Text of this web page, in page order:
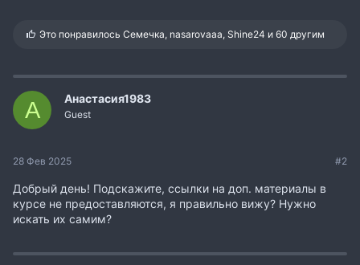
С
п
т
и
Это понравилосьСемечка, nasarovaaa, Shine24 и 60 другим
А Анастасия1983
Guest
28 Фев 2025 #2
Добрый день! Подскажите, ссылки на доп. материалы в
курсе не предоставляются, я правильно вижу? Нужно
искать их самим?